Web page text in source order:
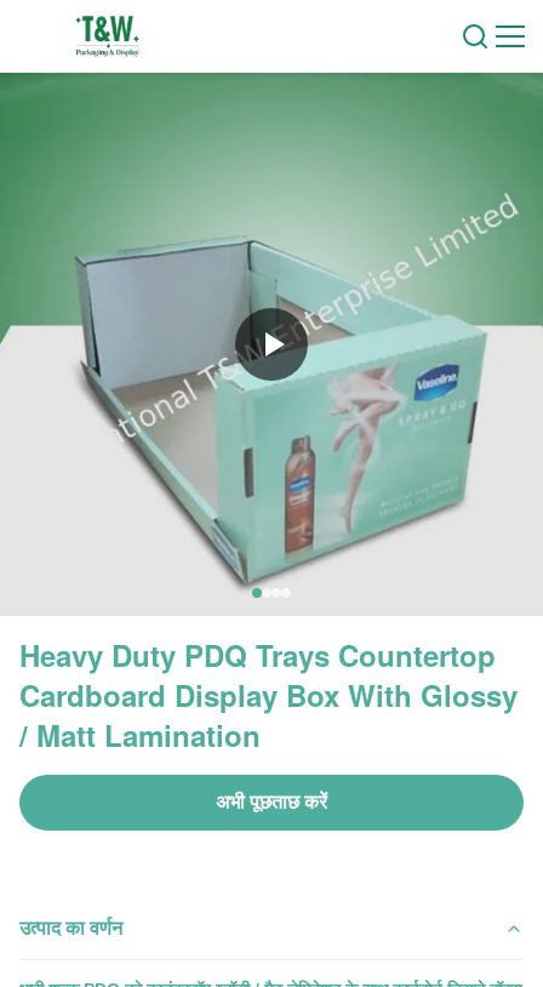
Heavy Duty PDQ Trays Countertop
Cardboard Display Box With Glossy
/ Matt Lamination
अभी पूछताछ करें
उत्पाद का वर्णन